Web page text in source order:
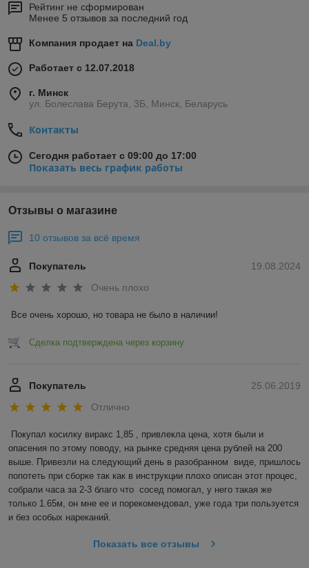
Рейтинг не сформирован
Менее 5 отзывов за последний год
Компания продает на Deal.by
Работает с 12.07.2018
г. Минск
ул. Болеслава Берута, 3Б, Минск, Беларусь
Контакты
Сегодня работает с 09:00 до 17:00
Показать весь график работы
Отзывы о магазине
10 отзывов за всё время
19.08.2024
Покупатель
Очень плохо
Все очень хорошо, но товара не было в наличии!
Сделка подтверждена через корзину
25.06.2019
Покупатель
Отлично
Покупал косилку виракс 1,85 , привлекла цена, хотя были и
опасения по этому поводу, на рынке средняя цена рублей на 200
выше. Привезли на следующий день в разобранном  виде, пришлось
попотеть при сборке так как в инструкции плохо описан этот процес,
собрали часа за 2-3 благо что  сосед помогал, у него такая же
только 1.65м, он мне ее и порекомендовал, уже года три пользуется
и без особых нареканий.
Показать все отзывы